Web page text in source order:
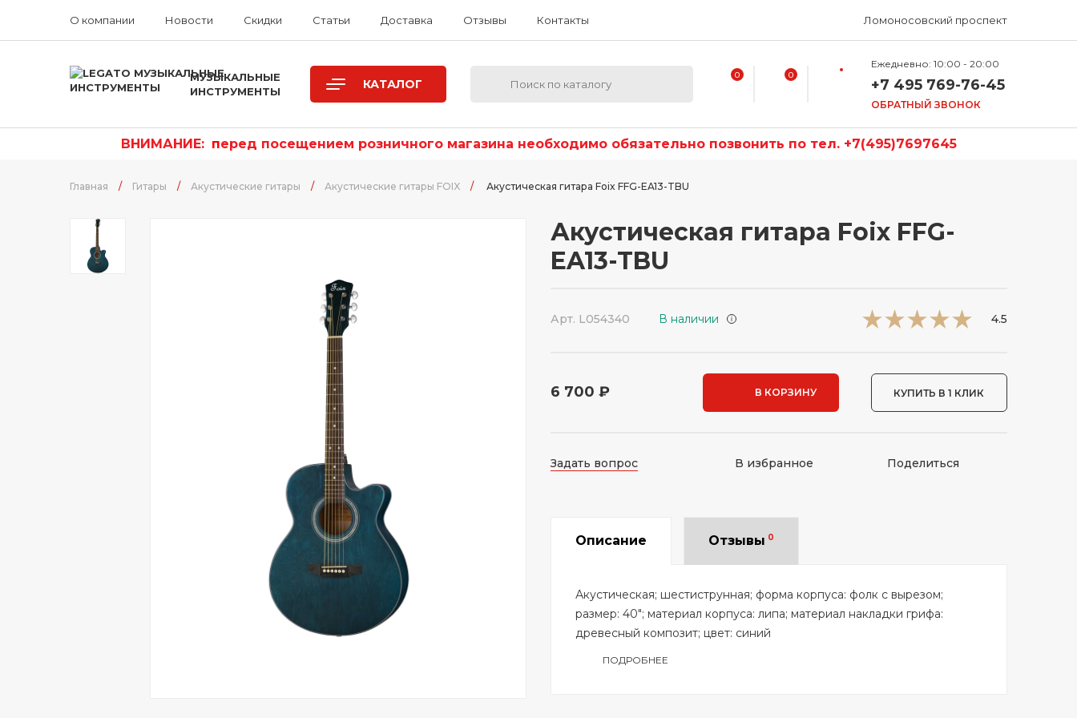
О компании Новости Скидки Статьи Доставка Отзывы Контакты Ломоносовский проспект
МУЗЫКАЛЬНЫЕ
ИНСТРУМЕНТЫ
КАТАЛОГ
0 0
Ежедневно: 10:00 - 20:00
+7 495 769-76-45
ОБРАТНЫЙ ЗВОНОК
ВНИМАНИЕ: перед посещением розничного магазина необходимо обязательно позвонить по тел. +7(495)7697645
Главная / Гитары / Акустические гитары / Акустические гитары FOIX / Акустическая гитара Foix FFG-EA13-TBU
Акустическая гитара Foix FFG-
EA13-TBU
Арт. L054340 В наличии i 4.5
6 700 ₽ В КОРЗИНУ КУПИТЬ В 1 КЛИК
Задать вопрос В избранное Поделиться
Описание Отзывы 0
Акустическая; шестиструнная; форма корпуса: фолк с вырезом;
размер: 40"; материал корпуса: липа; материал накладки грифа:
древесный композит; цвет: синий
ПОДРОБНЕЕ